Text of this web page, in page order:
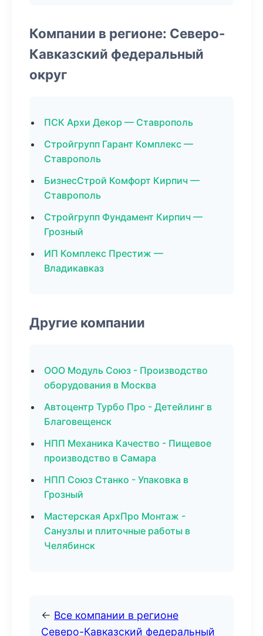
Компании в регионе: Северо-
Кавказский федеральный
округ
ПСК Архи Декор — Ставрополь
Стройгрупп Гарант Комплекс —
Ставрополь
БизнесСтрой Комфорт Кирпич —
Ставрополь
Стройгрупп Фундамент Кирпич —
Грозный
ИП Комплекс Престиж —
Владикавказ
Другие компании
ООО Модуль Союз - Производство
оборудования в Москва
Автоцентр Турбо Про - Детейлинг в
Благовещенск
НПП Механика Качество - Пищевое
производство в Самара
НПП Союз Станко - Упаковка в
Грозный
Мастерская АрхПро Монтаж -
Санузлы и плиточные работы в
Челябинск
← Все компании в регионе
Северо-Кавказский федеральный